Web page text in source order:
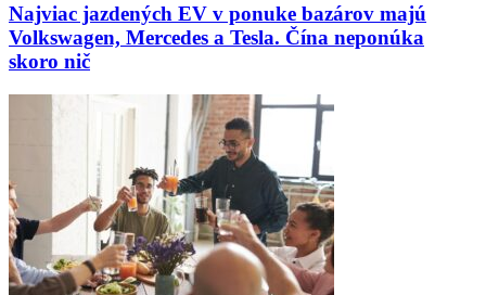
Najviac jazdených EV v ponuke bazárov majú
Volkswagen, Mercedes a Tesla. Čína neponúka
skoro nič